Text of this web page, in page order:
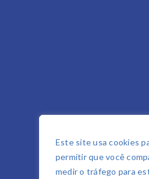
Este site usa cookies
permitir que você
medir o tráfego para